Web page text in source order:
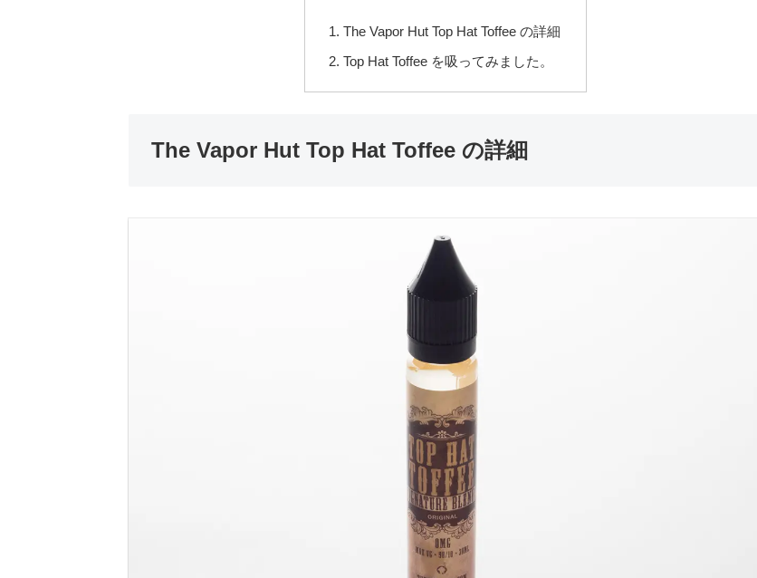
The Vapor Hut Top Hat Toffee の詳細
Top Hat Toffee を吸ってみました。
The Vapor Hut Top Hat Toffee の詳細